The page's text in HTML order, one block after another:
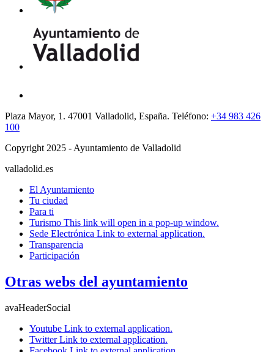
Plaza Mayor, 1. 47001 Valladolid, España. Teléfono: +34 983 426
100
Copyright 2025 - Ayuntamiento de Valladolid
valladolid.es
El Ayuntamiento
Tu ciudad
Para ti
Turismo This link will open in a pop-up window.
Sede Electrónica Link to external application.
Transparencia
Participación
Otras webs del ayuntamiento
avaHeaderSocial
Youtube Link to external application.
TwitterLink to external application.